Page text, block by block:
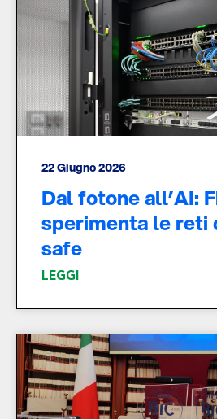
22 Giugno 2026
Dal fotone all’AI:
sperimenta le reti
safe
LEGGI